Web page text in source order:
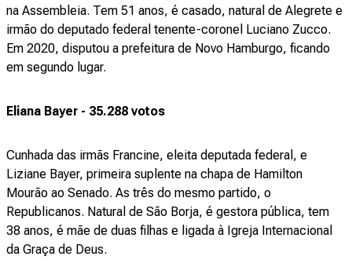
na Assembleia. Tem 51 anos, é casado, natural de Alegrete e
irmão do deputado federal tenente-coronel Luciano Zucco.
Em 2020, disputou a prefeitura de Novo Hamburgo, ficando
em segundo lugar.
Eliana Bayer - 35.288 votos
Cunhada das irmãs Francine, eleita deputada federal, e
Liziane Bayer, primeira suplente na chapa de Hamilton
Mourão ao Senado. As três do mesmo partido, o
Republicanos. Natural de São Borja, é gestora pública, tem
38 anos, é mãe de duas filhas e ligada à Igreja Internacional
da Graça de Deus.